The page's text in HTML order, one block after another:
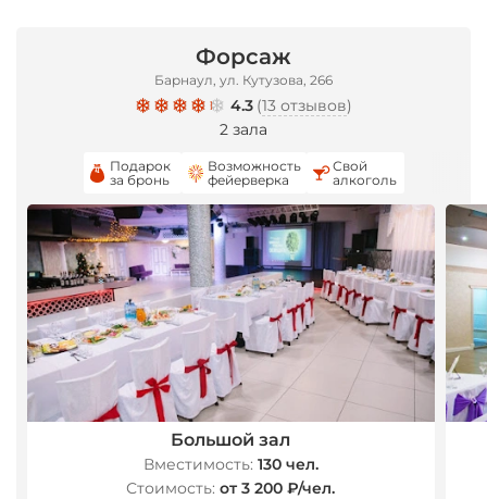
Форсаж
Барнаул, ул. Кутузова, 266
4.3 (13 отзывов)
2 зала
Подарок
за бронь
Возможность
фейерверка
Свой
алкоголь
Большой зал
Вместимость: 130 чел.
Стоимость: от 3 200 ₽/чел.
*